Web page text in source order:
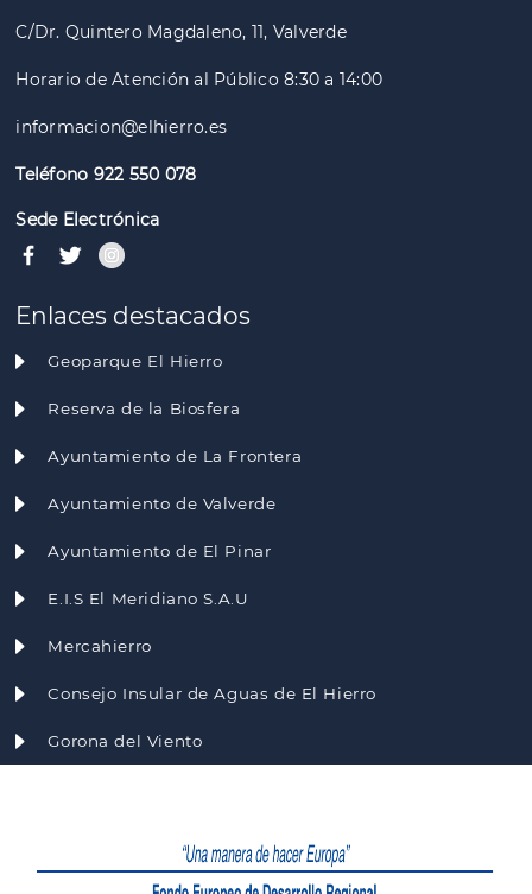
C/Dr. Quintero Magdaleno, 11, Valverde
Horario de Atención al Público 8:30 a 14:00
informacion@elhierro.es
Teléfono 922 550 078
Sede Electrónica
Enlaces destacados
Geoparque El Hierro
Reserva de la Biosfera
Ayuntamiento de La Frontera
Ayuntamiento de Valverde
Ayuntamiento de El Pinar
E.I.S El Meridiano S.A.U
Mercahierro
Consejo Insular de Aguas de El Hierro
Gorona del Viento